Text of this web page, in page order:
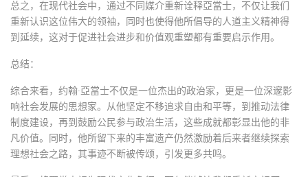
总之，在现代社会中，通过不同媒介重新诠释亞當士，不仅让我们
重新认识这位伟大的领袖，同时也使得他所倡导的人道主义精神得
到延续，这对于促进社会进步和价值观重塑都有重要启示作用。
总结：
综合来看，约翰·亞當士不仅是一位杰出的政治家，更是一位深邃影
响社会发展的思想家。从他坚定不移追求自由和平等，到推动法律
制度建设，再到鼓励公民参与政治生活，这些成就都彰显出他的非
凡价值。同时，他所留下来的丰富遗产仍然激励着后来者继续探索
理想社会之路，其事迹不断被传颂，引发更多共鸣。